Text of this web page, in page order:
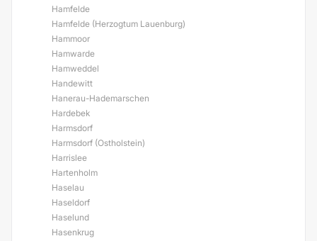
Hamfelde
Hamfelde (Herzogtum Lauenburg)
Hammoor
Hamwarde
Hamweddel
Handewitt
Hanerau-Hademarschen
Hardebek
Harmsdorf
Harmsdorf (Ostholstein)
Harrislee
Hartenholm
Haselau
Haseldorf
Haselund
Hasenkrug